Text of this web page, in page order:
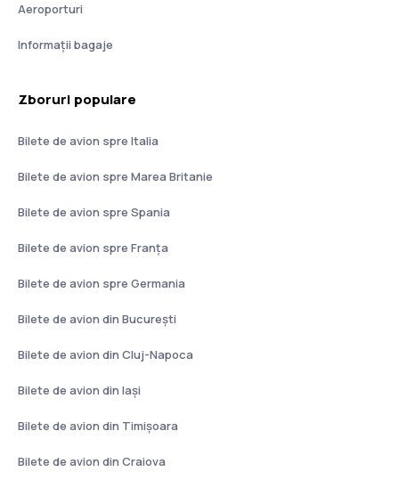
Aeroporturi
Informații bagaje
Zboruri populare
Bilete de avion spre Italia
Bilete de avion spre Marea Britanie
Bilete de avion spre Spania
Bilete de avion spre Franţa
Bilete de avion spre Germania
Bilete de avion din București
Bilete de avion din Cluj-Napoca
Bilete de avion din Iași
Bilete de avion din Timișoara
Bilete de avion din Craiova